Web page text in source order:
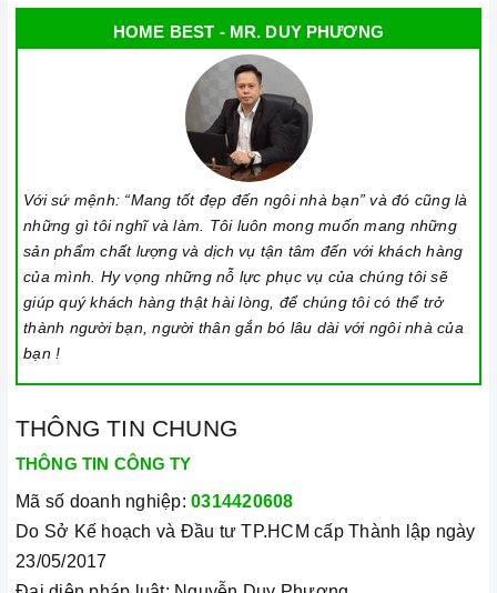
HOME BEST - MR. DUY PHƯƠNG
Với sứ mệnh: “Mang tốt đẹp đến ngôi nhà bạn” và đó cũng là
những gì tôi nghĩ và làm. Tôi luôn mong muốn mang những
sản phẩm chất lượng và dịch vụ tận tâm đến với khách hàng
của mình. Hy vọng những nỗ lực phục vụ của chúng tôi sẽ
giúp quý khách hàng thật hài lòng, để chúng tôi có thể trở
thành người bạn, người thân gắn bó lâu dài với ngôi nhà của
bạn !
THÔNG TIN CHUNG
THÔNG TIN CÔNG TY
Mã số doanh nghiệp: 0314420608
Do Sở Kế hoạch và Đầu tư TP.HCM cấp Thành lập ngày
23/05/2017